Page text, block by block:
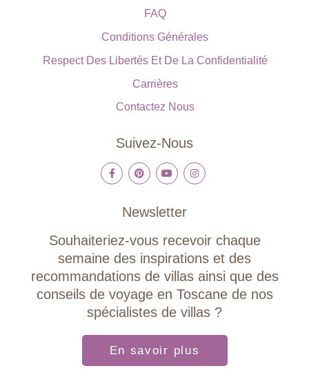
FAQ
Conditions Générales
Respect Des Libertés Et De La Confidentialité
Carrières
Contactez Nous
Suivez-Nous
Newsletter
Souhaiteriez-vous recevoir chaque
semaine des inspirations et des
recommandations de villas ainsi que des
conseils de voyage en Toscane de nos
spécialistes de villas ?
En savoir plus